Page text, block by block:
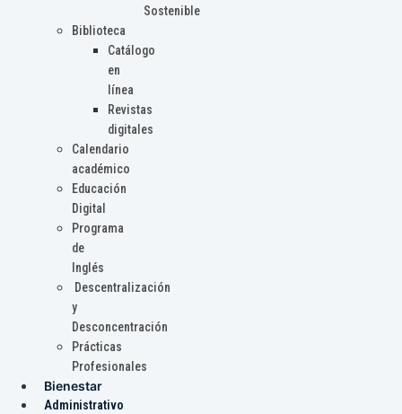
Sostenible
Biblioteca
Catálogo
en
línea
Revistas
digitales
Calendario
académico
Educación
Digital
Programa
de
Inglés
Descentralización
y
Desconcentración
Prácticas
Profesionales
Bienestar
Administrativo